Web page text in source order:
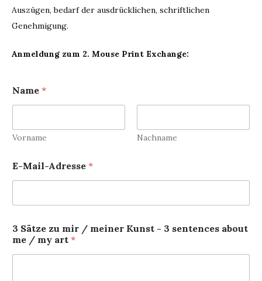
Auszügen, bedarf der ausdrücklichen, schriftlichen
Genehmigung.
Anmeldung zum 2. Mouse Print Exchange:
Name *
Vorname Nachname
E-Mail-Adresse *
3 Sätze zu mir / meiner Kunst - 3 sentences about
me / my art *